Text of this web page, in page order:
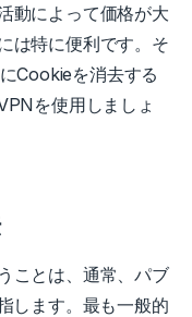
動によって価格が大
は特に便利です。 そ
Cookieを消去する
を使用しましょ
ことは、通常、パブ
します。最も一般的